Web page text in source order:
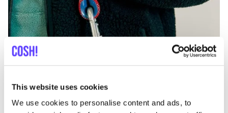
This website uses cookies
We use cookies to personalise content and ads, to